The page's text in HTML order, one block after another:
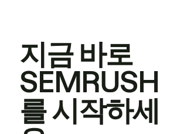
지금 바로
SEMRUSH
를 시작하세